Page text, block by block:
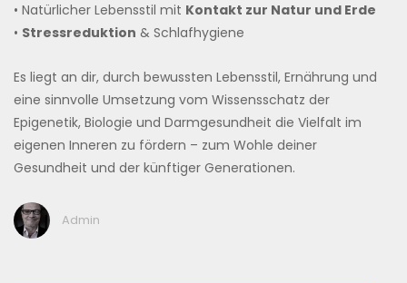
• Natürlicher Lebensstil mit Kontakt zur Natur und Erde
• Stressreduktion & Schlafhygiene
Es liegt an dir, durch bewussten Lebensstil, Ernährung und
eine sinnvolle Umsetzung vom Wissensschatz der
Epigenetik, Biologie und Darmgesundheit die Vielfalt im
eigenen Inneren zu fördern – zum Wohle deiner
Gesundheit und der künftiger Generationen.
Admin